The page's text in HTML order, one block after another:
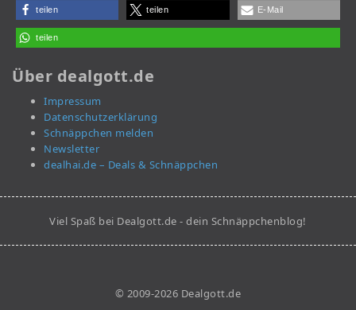
teilen teilen E-Mail
teilen
Über dealgott.de
Impressum
Datenschutzerklärung
Schnäppchen melden
Newsletter
dealhai.de – Deals & Schnäppchen
Viel Spaß bei Dealgott.de - dein Schnäppchenblog!
© 2009-2026 Dealgott.de